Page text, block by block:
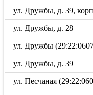
ул. Дружбы, д. 39,
ул. Дружбы, д. 28
ул. Дружбы
ул. Дружбы, д. 39
ул. Песчаная